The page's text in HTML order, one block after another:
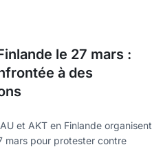
le 27 mars :
à des
et AKT en Finlande organisent
mars pour protester contre